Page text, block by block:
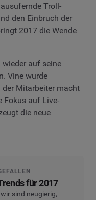
Troll-
den Einbruch der
2017 die Wende
auf seine
Vine wurde
Mitarbeiter macht
Fokus auf Live-
die neue
für 2017
sind neugierig,